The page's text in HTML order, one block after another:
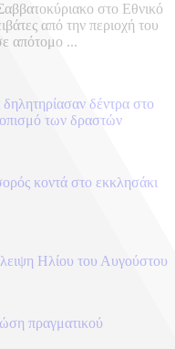
στο Εθνικό
από την περιοχή του
απότομο ...
δέντρα στο
των δραστών
κοντά στο εκκλησάκι
Ηλίου του Αυγούστου
πραγματικού